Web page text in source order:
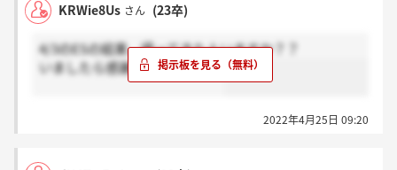
KRWie8Us さん (23卒)
4/3のESの結果、帰ってきた人いますか？？
いましたら感謝お願いします。
2022年4月25日 09:20